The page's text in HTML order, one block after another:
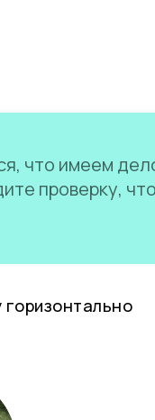
что имеем
проверку,
горизонтально